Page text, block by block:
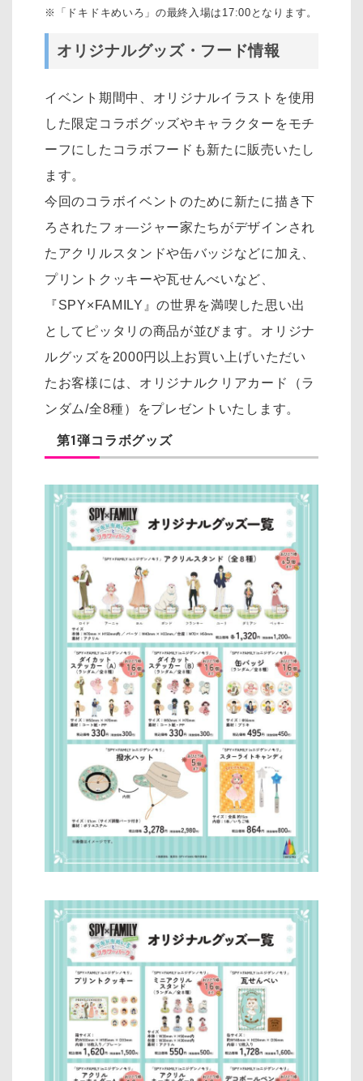
※「ドキドキめいろ」の最終入場は17:00となります。
オリジナルグッズ・フード情報
イベント期間中、オリジナルイラストを使用
した限定コラボグッズやキャラクターをモチ
ーフにしたコラボフードも新たに販売いたし
ます。
今回のコラボイベントのために新たに描き下
ろされたフォ―ジャー家たちがデザインされ
たアクリルスタンドや缶バッジなどに加え、
プリントクッキーや瓦せんべいなど、
『SPY×FAMILY』の世界を満喫した思い出
としてピッタリの商品が並びます。オリジナ
ルグッズを2000円以上お買い上げいただい
たお客様には、オリジナルクリアカード（ラ
ンダム/全8種）をプレゼントいたします。
第1弾コラボグッズ